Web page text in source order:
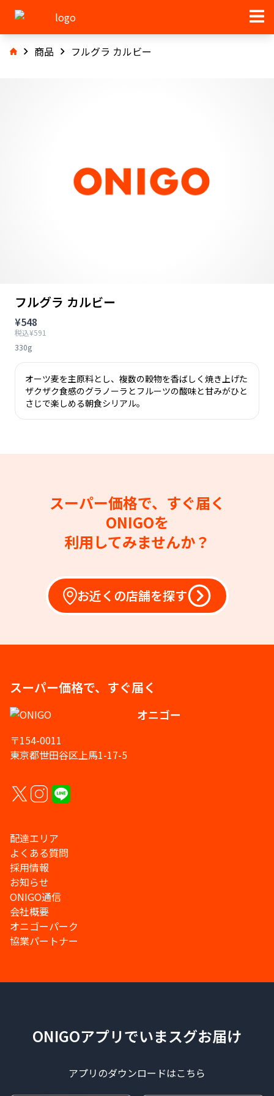
商品 フルグラ カルビー
フルグラ カルビー
¥548
税込¥591
330g
オーツ麦を主原料とし、複数の穀物を香ばしく焼き上げた
ザクザク食感のグラノーラとフルーツの酸味と甘みがひと
さじで楽しめる朝食シリアル。
スーパー価格で、すぐ届く
ONIGOを
利用してみませんか？
お近くの店舗を探す
スーパー価格で、すぐ届く
オニゴー
〒154-0011
東京都世田谷区上馬1-17-5
配達エリア
よくある質問
採用情報
お知らせ
ONIGO通信
会社概要
オニゴーパーク
協業パートナー
ONIGOアプリでいまスグお届け
アプリのダウンロードはこちら